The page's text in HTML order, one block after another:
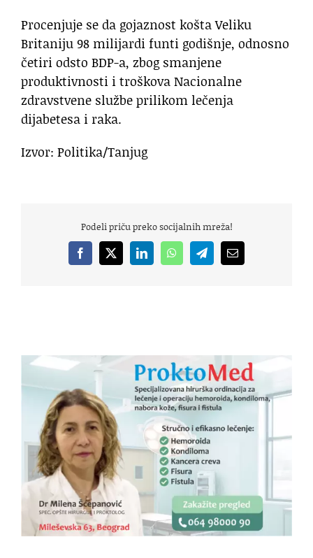
Procenjuje se da gojaznost košta Veliku
Britaniju 98 milijardi funti godišnje, odnosno
četiri odsto BDP-a, zbog smanjene
produktivnosti i troškova Nacionalne
zdravstvene službe prilikom lečenja
dijabetesa i raka.
Izvor: Politika/Tanjug
Podeli priču preko socijalnih mreža!
Facebook
X LinkedInWhatsAppTelegramEmail